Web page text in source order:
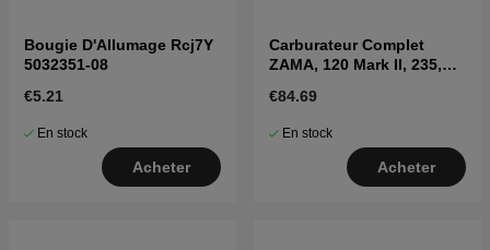
Bougie D'Allumage Rcj7Y
5032351-08
€5.21
En stock
Acheter
Carburateur Complet
ZAMA, 120 Mark II, 235,
€84.69
En stock
Acheter